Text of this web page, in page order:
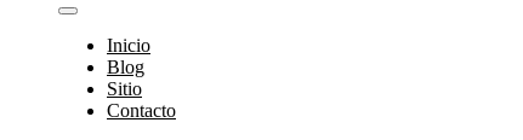
Inicio
Blog
Sitio
Contacto